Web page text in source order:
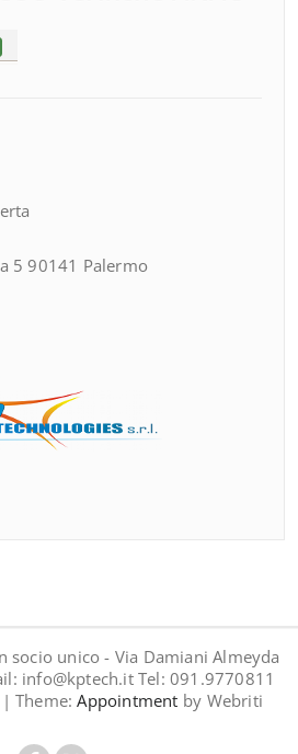
5 90141 Palermo
socio unico - Via Damiani Almeyda
info@kptech.it Tel: 091.9770811
Theme: Appointment by Webriti